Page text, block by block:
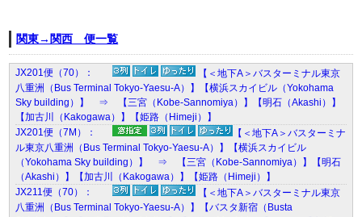
関東→関西 便一覧
JX201便（70）：
【＜地下A＞バスターミナル東京
八重洲（Bus Terminal Tokyo-Yaesu-A）】【横浜スカイビル（Yokohama
Sky building）】 ⇒ 【三宮（Kobe-Sannomiya）】【明石（Akashi）】
【加古川（Kakogawa）】【姫路（Himeji）】
JX201便（7M）：
【＜地下A＞バスターミナ
ル東京八重洲（Bus Terminal Tokyo-Yaesu-A）】【横浜スカイビル
（Yokohama Sky building）】 ⇒ 【三宮（Kobe-Sannomiya）】【明石
（Akashi）】【加古川（Kakogawa）】【姫路（Himeji）】
JX211便（70）：
【＜地下A＞バスターミナル東京
八重洲（Bus Terminal Tokyo-Yaesu-A）】【バスタ新宿（Busta